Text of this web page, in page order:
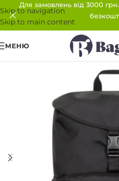
Skip to navigation
Skip to main content
Для замовлень від 3000
МЕНЮ